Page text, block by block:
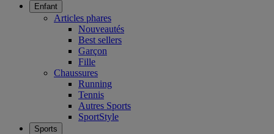
Enfant
Articles phares
Nouveautés
Best sellers
Garçon
Fille
Chaussures
Running
Tennis
Autres Sports
SportStyle
Sports